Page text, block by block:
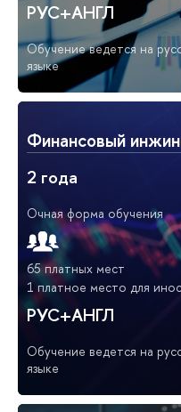
РУС+АНГЛ
Обучение ведется на
языке
Финансовый
2 года
Очная форма обучения
65 платных мест
1 платное место для
РУС+АНГЛ
Обучение ведется на
языке